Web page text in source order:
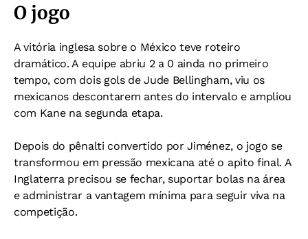
O jogo
A vitória inglesa sobre o México teve roteiro
dramático. A equipe abriu 2 a 0 ainda no primeiro
tempo, com dois gols de Jude Bellingham, viu os
mexicanos descontarem antes do intervalo e ampliou
com Kane na segunda etapa.
Depois do pênalti convertido por Jiménez, o jogo se
transformou em pressão mexicana até o apito final. A
Inglaterra precisou se fechar, suportar bolas na área
e administrar a vantagem mínima para seguir viva na
competição.